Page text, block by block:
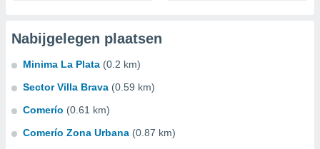
Nabijgelegen plaatsen
Minima La Plata (0.2 km)
Sector Villa Brava (0.59 km)
Comerío (0.61 km)
Comerío Zona Urbana (0.87 km)